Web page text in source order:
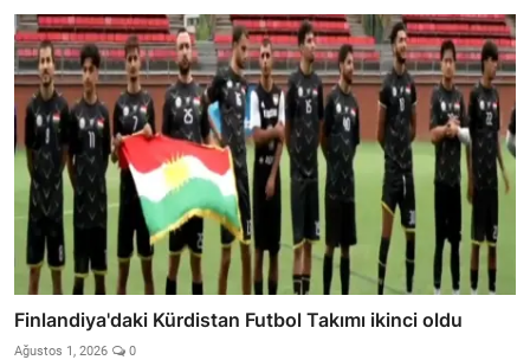
Finlandiya'daki Kürdistan Futbol Takımı ikinci oldu
Ağustos 1, 2026 0